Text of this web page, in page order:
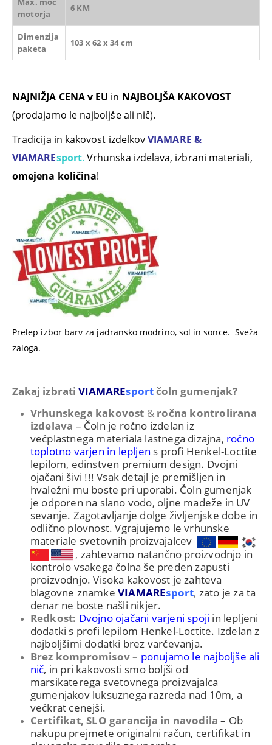
motorja
6 KM
Dimenzija
paketa
103 x 62 x 34 cm
NAJNIŽJA CENA v EU in NAJBOLJŠA KAKOVOST
(prodajamo le najboljše ali nič).
Tradicija in kakovost izdelkovVIAMARE &
VIAMAREsport. Vrhunska izdelava, izbrani materiali,
omejena količina!
Prelep izbor barv za jadransko modrino, sol in sonce. Sveža
zaloga.
Zakaj izbrati VIAMAREsportčoln gumenjak?
Vrhunskega kakovost &ročna kontrolirana
izdelava – Čoln je ročno izdelan iz
večplastnega materiala lastnega dizajna, ročno
toplotno varjen in lepljen s profi Henkel-Loctite
lepilom, edinstven premium design. Dvojni
ojačani šivi !!! Vsak detajl je premišljen in
hvaležni mu boste pri uporabi. Čoln gumenjak
je odporen na slano vodo, oljne madeže in UV
sevanje. Zagotavljanje dolge življenjske dobe in
odlično plovnost.Vgrajujemo le vrhunske
materiale svetovnih proizvajalcev
, zahtevamo natančno proizvodnjo in
kontrolo vsakega čolna še preden zapusti
proizvodnjo. Visoka kakovost je zahteva
blagovne znamke VIAMAREsport, zato je za ta
denar ne boste našli nikjer.
Redkost: Dvojno ojačani varjeni spoji in lepljeni
dodatki s profi lepilom Henkel-Loctite. Izdelan z
najboljšimi dodatki brez varčevanja.
Brez kompromisov – ponujamo le najboljše ali
nič, in pri kakovosti smo boljši od
marsikaterega svetovnega proizvajalca
gumenjakov luksuznega razreda nad 10m, a
večkrat cenejši.
Certifikat, SLO garancija in navodila – Ob
nakupu prejmete originalni račun, certifikat in